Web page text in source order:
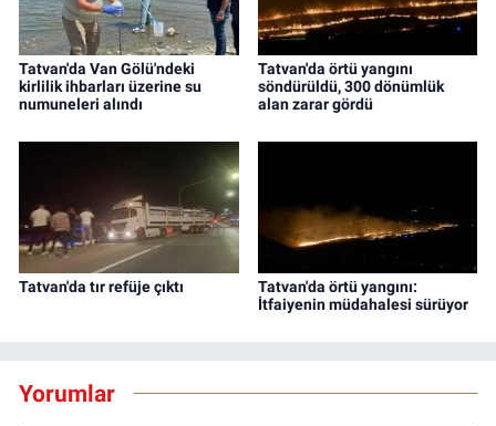
Tatvan'da Van Gölü'ndeki
kirlilik ihbarları üzerine su
numuneleri alındı
Tatvan'da örtü yangını
söndürüldü, 300 dönümlük
alan zarar gördü
Tatvan'da tır refüje çıktı
Tatvan'da örtü yangını:
İtfaiyenin müdahalesi sürüyor
Yorumlar